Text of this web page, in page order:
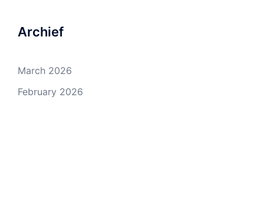
Archief
March 2026
February 2026